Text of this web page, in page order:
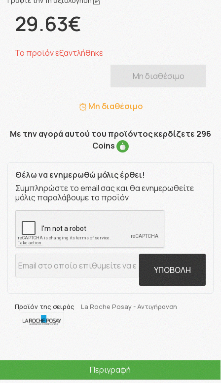
29.63€
Το προϊόν εξαντλήθηκε
Μη διαθέσιμο
Μη διαθέσιμο
Με την αγορά αυτού του προϊόντος κερδίζετε 296
Coins
Θέλω να ενημερωθώ μόλις έρθει!
Συμπληρώστε το email σας και θα ενημερωθείτε
μόλις παραλάβουμε το προϊόν
ΥΠΟΒΟΛΗ
Προϊόν της σειράς La Roche Posay - Αντιγήρανση
Περιγραφή